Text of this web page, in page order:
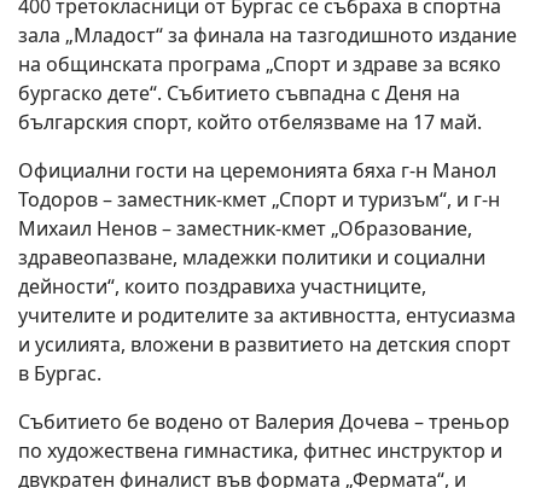
400 третокласници от Бургас се събраха в спортна
зала „Младост“ за финала на тазгодишното издание
на общинската програма „Спорт и здраве за всяко
бургаско дете“. Събитието съвпадна с Деня на
българския спорт, който отбелязваме на 17 май.
Официални гости на церемонията бяха г-н Манол
Тодоров – заместник-кмет „Спорт и туризъм“, и г-н
Михаил Ненов – заместник-кмет „Образование,
здравеопазване, младежки политики и социални
дейности“, които поздравиха участниците,
учителите и родителите за активността, ентусиазма
и усилията, вложени в развитието на детския спорт
в Бургас.
Събитието бе водено от Валерия Дочева – треньор
по художествена гимнастика, фитнес инструктор и
двукратен финалист във формата „Фермата“, и